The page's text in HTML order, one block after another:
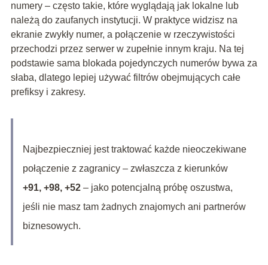
numery – często takie, które wyglądają jak lokalne lub
należą do zaufanych instytucji. W praktyce widzisz na
ekranie zwykły numer, a połączenie w rzeczywistości
przechodzi przez serwer w zupełnie innym kraju. Na tej
podstawie sama blokada pojedynczych numerów bywa za
słaba, dlatego lepiej używać filtrów obejmujących całe
prefiksy i zakresy.
Najbezpieczniej jest traktować każde nieoczekiwane
połączenie z zagranicy – zwłaszcza z kierunków
+91, +98, +52– jako potencjalną próbę oszustwa,
jeśli nie masz tam żadnych znajomych ani partnerów
biznesowych.